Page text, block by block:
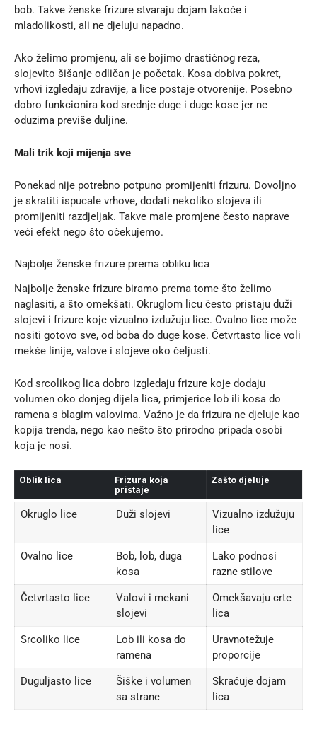
bob. Takve ženske frizure stvaraju dojam lakoće i
mladolikosti, ali ne djeluju napadno.
Ako želimo promjenu, ali se bojimo drastičnog reza,
slojevito šišanje odličan je početak. Kosa dobiva pokret,
vrhovi izgledaju zdravije, a lice postaje otvorenije. Posebno
dobro funkcionira kod srednje duge i duge kose jer ne
oduzima previše duljine.
Mali trik koji mijenja sve
Ponekad nije potrebno potpuno promijeniti frizuru. Dovoljno
je skratiti ispucale vrhove, dodati nekoliko slojeva ili
promijeniti razdjeljak. Takve male promjene često naprave
veći efekt nego što očekujemo.
Najbolje ženske frizure prema obliku lica
Najbolje ženske frizure biramo prema tome što želimo
naglasiti, a što omekšati. Okruglom licu često pristaju duži
slojevi i frizure koje vizualno izdužuju lice. Ovalno lice može
nositi gotovo sve, od boba do duge kose. Četvrtasto lice voli
mekše linije, valove i slojeve oko čeljusti.
Kod srcolikog lica dobro izgledaju frizure koje dodaju
volumen oko donjeg dijela lica, primjerice lob ili kosa do
ramena s blagim valovima. Važno je da frizura ne djeluje kao
kopija trenda, nego kao nešto što prirodno pripada osobi
koja je nosi.
Oblik lica
Frizura koja
pristaje
Zašto djeluje
Okruglo lice Duži slojevi
Vizualno izdužuju
lice
Ovalno lice
Bob, lob, duga
kosa
Lako podnosi
razne stilove
Četvrtasto lice
Valovi i mekani
slojevi
Omekšavaju crte
lica
Srcoliko lice
Lob ili kosa do
ramena
Uravnotežuje
proporcije
Duguljasto lice
Šiške i volumen
sa strane
Skraćuje dojam
lica